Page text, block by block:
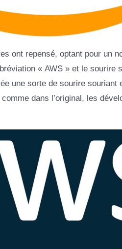
ont repensé, optant pour un
« AWS » et le sourire
une sorte de sourire
dans l’original, les